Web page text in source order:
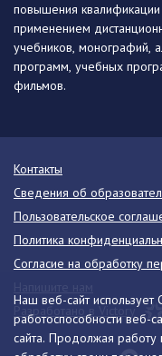
Наш веб-сайт
работоспособности веб-
сайта. Продолжая работу
повышения
применением
учебников, монографий,
программ, учебных
фильмов.
Контакты
Сведения об
Пользовательское
Политика
Согласие на обработку
Разработано в Victory